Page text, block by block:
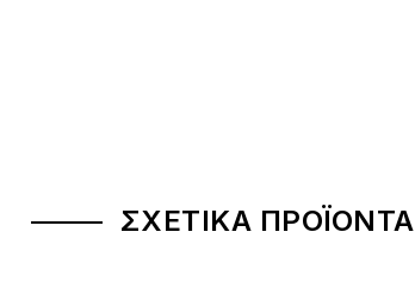
ΣΧΕΤΙΚΆ ΠΡΟΪΌΝΤΑ